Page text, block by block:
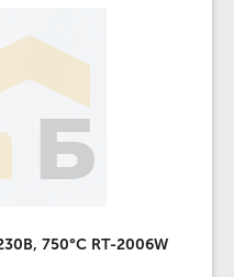
750°С RT-2006W